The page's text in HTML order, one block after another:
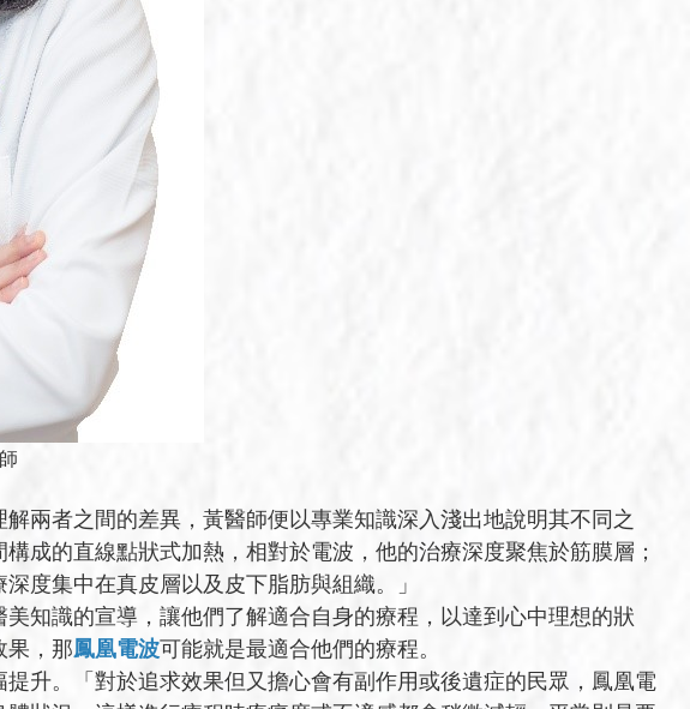
兩者之間的差異，黃醫師便以專業知識深入淺出地說明其不同之
成的直線點狀式加熱，相對於電波，他的治療深度聚焦於筋膜層；
度集中在真皮層以及皮下脂肪與組織。」
知識的宣導，讓他們了解適合自身的療程，以達到心中理想的狀
果，那鳳凰電波可能就是最適合他們的療程。
升。「對於追求效果但又擔心會有副作用或後遺症的民眾，鳳凰電